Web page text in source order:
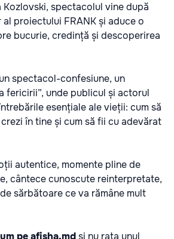
spectacolul vine după
proiectului FRANK și aduce o
bucurie, credință și descoperirea
spectacol-confesiune, un
fericirii”, unde publicul și actorul
esențiale ale vieții: cum să
în tine și cum să fii cu adevărat
autentice, momente pline de
cântece cunoscute reinterpretate,
sărbătoare ce va rămâne mult
peafisha.mdși nu rata unul